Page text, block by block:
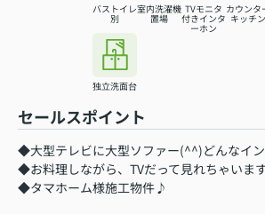
バストイレ
別
室内洗濯機
置場
TVモニタ
付きインタ
ーホン
カウンタ
キッチン
独立洗面台
セールスポイント
◆大型テレビに大型ソファー(^^)どんなイ
◆お料理しながら、TVだって見れちゃいま
◆タマホーム様施工物件♪